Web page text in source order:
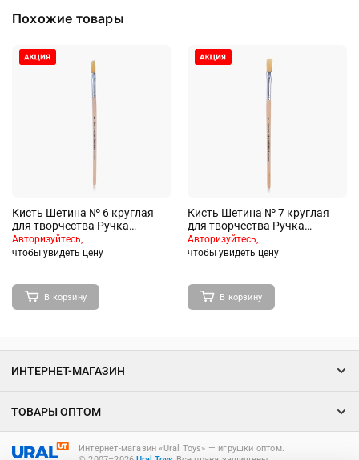
Похожие товары
Кисть Шетина № 6 круглая
для творчества Ручка
деревянная с
индивидуальным штрих-
Авторизуйтесь,
чтобы увидеть цену
В корзину
Кисть Шетина № 7 круглая
для творчества Ручка
деревянная с
индивидуальным штрих-
Авторизуйтесь,
чтобы увидеть цену
В корзину
Интернет-магазин «Ural Toys» ― игрушки оптом.
ИНТЕРНЕТ-МАГАЗИН
ТОВАРЫ ОПТОМ